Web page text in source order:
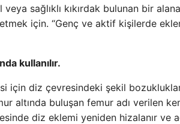
sağlıklı kıkırdak bulunan bir
için. “Genç ve aktif kişilerde
kullanılır.
için diz çevresindeki şekil
altında buluşan femur adı verilen
diz eklemi yeniden hizalanır ve